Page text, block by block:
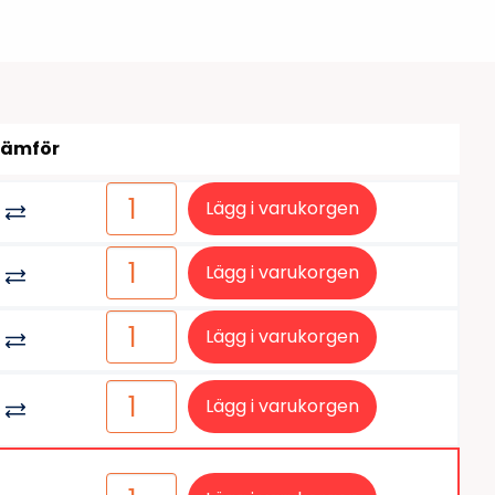
Lägg i varukorgen
Lägg i varukorgen
Lägg i varukorgen
Lägg i varukorgen